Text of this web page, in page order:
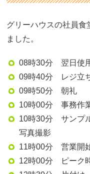
グリーハウスの社員食
ました。
08時30分 翌日使
09時40分 レジ立
09時50分 朝礼
10時00分 事務作
10時30分 サンプ
写真撮影
11時00分 営業開
12時00分 ピーク